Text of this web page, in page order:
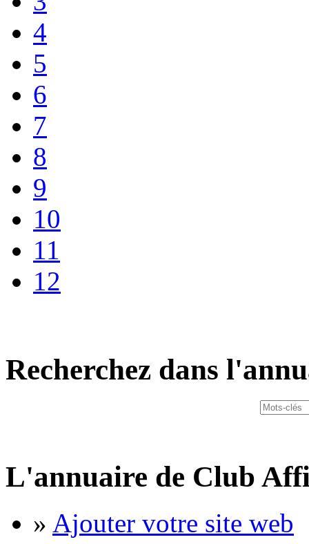
4
5
6
7
8
9
10
11
12
Recherchez dans
L'annuaire de Club
» Ajouter votre site web